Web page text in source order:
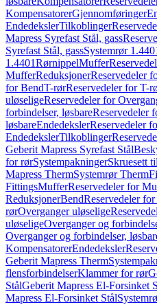
KompensatorerGjennomføringer
EndedekslerTilkoblinger
Mapress Syrefast Stål, gass
Syrefast Stål, gassSystemrør
1.4401RørnippelMuffer
MufferReduksjonerReservedeler
for BendT-rørReservedeler for T-
uløseligeReservedeler for
forbindelser, løsbareReservedeler
løsbareEndedekslerReservedeler
EndedekslerTilkoblinger
Geberit Mapress Syrefast Stål
for rørSystempakningerSkruesett
Mapress ThermSystemrør Therm
FittingsMufferReservedeler for
ReduksjonerBendReservedeler
rørOverganger uløselige
uløseligeOverganger og
Overganger og forbindelser,
KompensatorerEndedeksler
Geberit Mapress Therm
flensforbindelserKlammer for rør
StålGeberit Mapress El-Forsinket
Mapress El-Forsinket Stål